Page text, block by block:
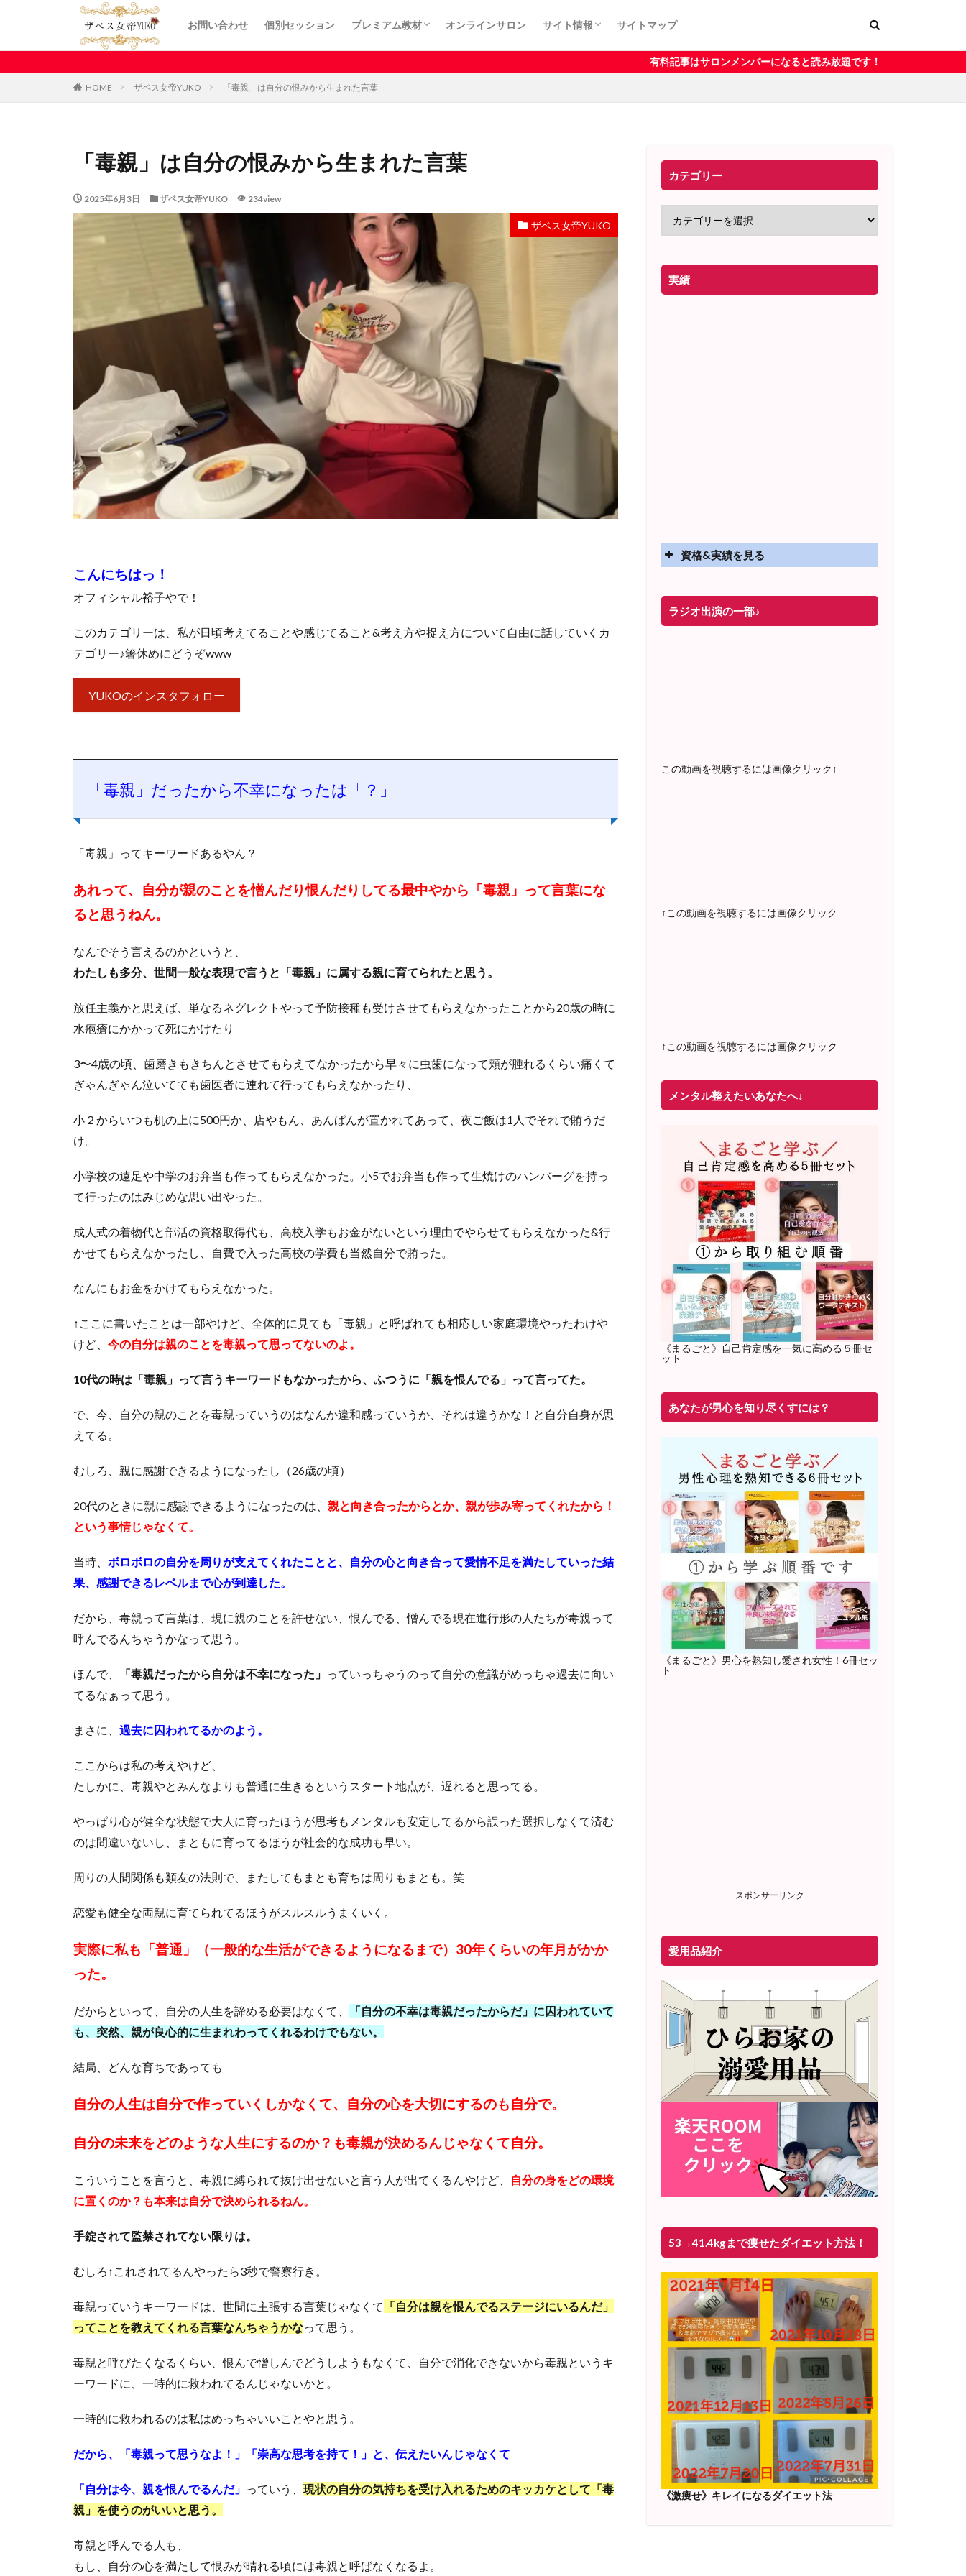
お問い合わせ 個別セッション プレミアム教材
カート
オンラインサロン サイト情報
プライバシーポリシー
利用規約
特定商取引法に基づく表記
サイトマップ
有料記事はサロンメンバーになると読み放題です！
HOME ザベス女帝YUKO 「毒親」は自分の恨みから生まれた言葉
「毒親」は自分の恨みから生まれた言葉
2025年6月3日 ザベス女帝YUKO 234view
ザベス女帝YUKO
こんにちはっ！
オフィシャル裕子やで！
このカテゴリーは、私が日頃考えてることや感じてること&考え方や捉え方について自由に話していくカ
テゴリー♪箸休めにどうぞwww
YUKOのインスタフォロー
「毒親」だったから不幸になったは「？」
「毒親」ってキーワードあるやん？
あれって、自分が親のことを憎んだり恨んだりしてる最中やから「毒親」って言葉にな
ると思うねん。
なんでそう言えるのかというと、
わたしも多分、世間一般な表現で言うと「毒親」に属する親に育てられたと思う。
放任主義かと思えば、単なるネグレクトやって予防接種も受けさせてもらえなかったことから20歳の時に
水疱瘡にかかって死にかけたり
3〜4歳の頃、歯磨きもきちんとさせてもらえてなかったから早々に虫歯になって頬が腫れるくらい痛くて
ぎゃんぎゃん泣いてても歯医者に連れて行ってもらえなかったり、
小２からいつも机の上に500円か、店やもん、あんぱんが置かれてあって、夜ご飯は1人でそれで賄うだ
け。
小学校の遠足や中学のお弁当も作ってもらえなかった。小5でお弁当も作って生焼けのハンバーグを持っ
て行ったのはみじめな思い出やった。
成人式の着物代と部活の資格取得代も、高校入学もお金がないという理由でやらせてもらえなかった&行
かせてもらえなかったし、自費で入った高校の学費も当然自分で賄った。
なんにもお金をかけてもらえなかった。
↑ここに書いたことは一部やけど、全体的に見ても「毒親」と呼ばれても相応しい家庭環境やったわけや
けど、 今の自分は親のことを毒親って思ってないのよ。
10代の時は「毒親」って言うキーワードもなかったから、ふつうに「親を恨んでる」って言ってた。
で、今、自分の親のことを毒親っていうのはなんか違和感っていうか、それは違うかな！と自分自身が思
えてる。
むしろ、親に感謝できるようになったし（26歳の頃）
20代のときに親に感謝できるようになったのは、 親と向き合ったからとか、親が歩み寄ってくれたから！
という事情じゃなくて。
当時、 ボロボロの自分を周りが支えてくれたことと、自分の心と向き合って愛情不足を満たしていった結
果、感謝できるレベルまで心が到達した。
だから、毒親って言葉は、現に親のことを許せない、恨んでる、憎んでる現在進行形の人たちが毒親って
呼んでるんちゃうかなって思う。
ほんで、 「毒親だったから自分は不幸になった」 っていっちゃうのって自分の意識がめっちゃ過去に向い
てるなぁって思う。
まさに、 過去に囚われてるかのよう。
ここからは私の考えやけど、
たしかに、毒親やとみんなよりも普通に生きるというスタート地点が、遅れると思ってる。
やっぱり心が健全な状態で大人に育ったほうが思考もメンタルも安定してるから誤った選択しなくて済む
のは間違いないし、まともに育ってるほうが社会的な成功も早い。
周りの人間関係も類友の法則で、またしてもまとも育ちは周りもまとも。笑
恋愛も健全な両親に育てられてるほうがスルスルうまくいく。
実際に私も「普通」（一般的な生活ができるようになるまで）30年くらいの年月がかか
った。
だからといって、自分の人生を諦める必要はなくて、
「自分の不幸は毒親だったからだ」に囚われていて
も、突然、親が良心的に生まれわってくれるわけでもない。
結局、どんな育ちであっても
自分の人生は自分で作っていくしかなくて、自分の心を大切にするのも自分で。
自分の未来をどのような人生にするのか？も毒親が決めるんじゃなくて自分。
こういうことを言うと、毒親に縛られて抜け出せないと言う人が出てくるんやけど、
自分の身をどの環境
に置くのか？も本来は自分で決められるねん。
手錠されて監禁されてない限りは。
むしろ↑これされてるんやったら3秒で警察行き。
毒親っていうキーワードは、世間に主張する言葉じゃなくて 「自分は親を恨んでるステージにいるんだ」
ってことを教えてくれる言葉なんちゃうかなって思う。
毒親と呼びたくなるくらい、恨んで憎しんでどうしようもなくて、自分で消化できないから毒親というキ
ーワードに、一時的に救われてるんじゃないかと。
一時的に救われるのは私はめっちゃいいことやと思う。
だから、「毒親って思うなよ！」「崇高な思考を持て！」と、伝えたいんじゃなくて
「自分は今、親を恨んでるんだ」 っていう、 現状の自分の気持ちを受け入れるためのキッカケとして「毒
親」を使うのがいいと思う。
毒親と呼んでる人も、
もし、自分の心を満たして恨みが晴れる頃には毒親と呼ばなくなるよ。
カテゴリー
実績
資格&実績を見る
2025年4月〜 altruismコミュニティ×講座
オンラインサロン開講
1500名越え
2022年2月〜6月 男性心理グループレッ
スン 20名様満席
2019年6月 恋愛コーチとして活動を開始
ラジオ出演の一部♪
この動画を視聴するには画像クリック↑
↑この動画を視聴するには画像クリック
↑この動画を視聴するには画像クリック
メンタル整えたいあなたへ↓
《まるごと》自己肯定感を一気に高める５冊セ
ット
あなたが男心を知り尽くすには？
《まるごと》男心を熟知し愛され女性！6冊セッ
ト
スポンサーリンク
愛用品紹介
53→41.4kgまで痩せたダイエット方法！
《激痩せ》キレイになるダイエット法